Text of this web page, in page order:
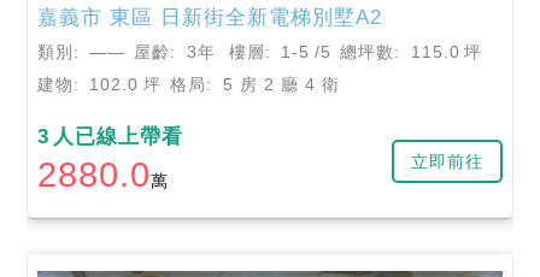
嘉義市 東區 日新街全新電梯別墅A2
類別: —— 屋齡: 3年 樓層: 1-5 /5 總坪數: 115.0 坪
建物:
102.0 坪 格局: 5 房 2 廳 4 衛
3 人已線上帶看
2880.0萬
立即前往